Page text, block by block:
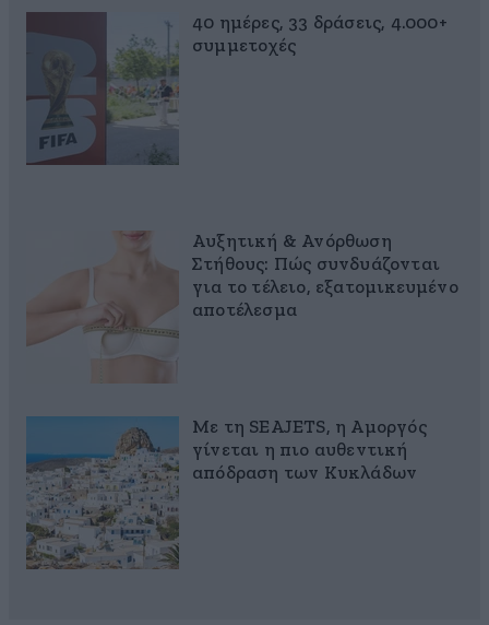
40 ημέρες, 33 δράσεις, 4.000+
συμμετοχές
Αυξητική & Ανόρθωση
Στήθους: Πώς συνδυάζονται
για το τέλειο, εξατομικευμένο
αποτέλεσμα
Με τη SEAJETS, η Αμοργός
γίνεται η πιο αυθεντική
απόδραση των Κυκλάδων